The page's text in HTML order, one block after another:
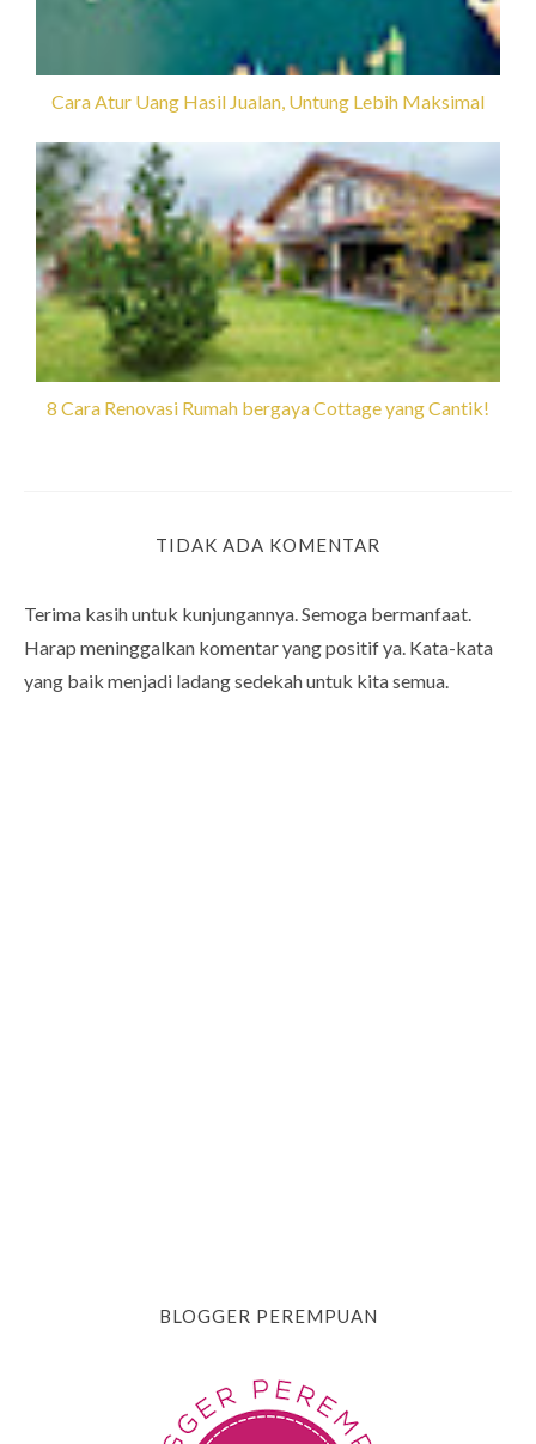
Cara Atur Uang Hasil Jualan, Untung Lebih Maksimal
8 Cara Renovasi Rumah bergaya Cottage yang Cantik!
TIDAK ADA KOMENTAR
Terima kasih untuk kunjungannya. Semoga bermanfaat.
Harap meninggalkan komentar yang positif ya. Kata-kata
yang baik menjadi ladang sedekah untuk kita semua.
BLOGGER PEREMPUAN